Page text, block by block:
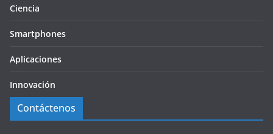
Ciencia
Smartphones
Aplicaciones
Innovación
Contáctenos